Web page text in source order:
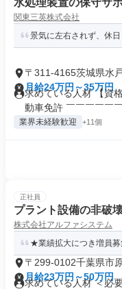
水処理装置の保守サ
関東三英株式会社
景気に左右されず、休
〒311-4165茨城県水
月給24万円～35万円
求めている人材 【資
動車免許 ￣￣￣￣￣￣
業界未経験歓迎 +11個
正社員
プラント設備の非破
株式会社アルファシステム
★業績拡大につき増員
〒299-0102千葉県市
月給23万円～50万円
求めている人材 ＜必